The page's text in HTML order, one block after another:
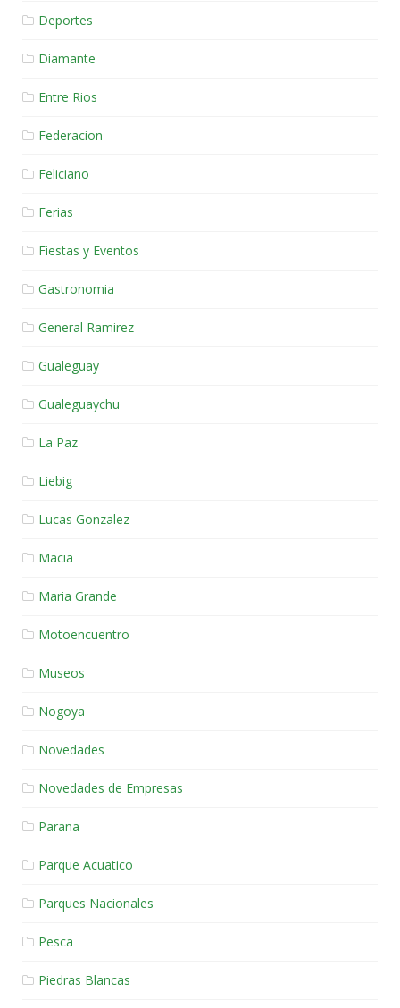
Deportes
Diamante
Entre Rios
Federacion
Feliciano
Ferias
Fiestas y Eventos
Gastronomia
General Ramirez
Gualeguay
Gualeguaychu
La Paz
Liebig
Lucas Gonzalez
Macia
Maria Grande
Motoencuentro
Museos
Nogoya
Novedades
Novedades de Empresas
Parana
Parque Acuatico
Parques Nacionales
Pesca
Piedras Blancas